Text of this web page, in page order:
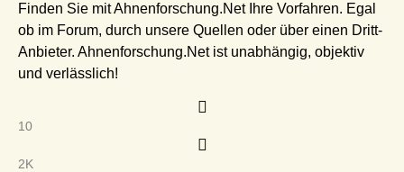
Finden Sie mit Ahnenforschung.Net Ihre Vorfahren. Egal
ob im Forum, durch unsere Quellen oder über einen Dritt-
Anbieter. Ahnenforschung.Net ist unabhängig, objektiv
und verlässlich!
10
2K